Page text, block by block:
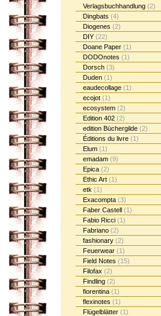
Verlagsbuchhandlung (2)
Dingbats (4)
Diogenes (2)
DIY (22)
Doane Paper (1)
DODOnotes (1)
Dorsch (3)
Duden (1)
eaudecollage (1)
ecojot (1)
ecosystem (2)
Edition 402 (2)
edition Büchergilde (2)
Éditions du livre (1)
Elum (1)
emadam (9)
Epica (2)
Ethic Art (1)
etk (1)
Exacompta (3)
Faber Castell (1)
Fabio Ricci (1)
Fabriano (2)
fashionary (2)
Feuerwear (1)
Field Notes (15)
Filofax (2)
Findling (2)
fiorentina (1)
flexinotes (1)
Flügelblätter (1)